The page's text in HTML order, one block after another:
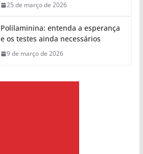
25 de março de 2026
Polilaminina: entenda a esperança
e os testes ainda necessários
9 de março de 2026